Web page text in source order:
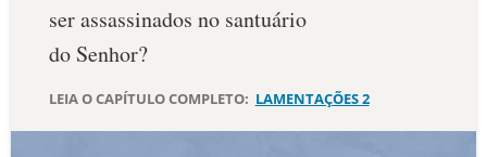
10 MANDAMENTOS
ESBOÇOS DE PREGAÇÃO
ser assassinados no santuário
do Senhor?
LEIA O CAPÍTULO COMPLETO: LAMENTAÇÕES 2